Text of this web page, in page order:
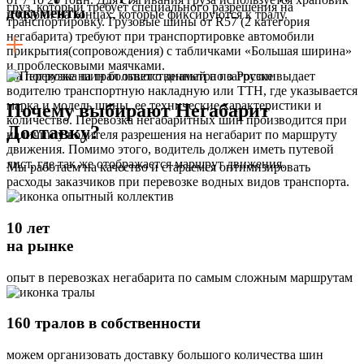
и крюки на концах, которые фиксируются к тралу.
груз, который требует специального разрешения на
транспортировку. Грузовые шины от R57 (2 категория
негабарита) требуют при транспортировке автомобили
прикрытия(сопровождения) с табличками «Большая ширина»
и проблесковыми маячками.
документы
На погрузке на трал ответственный по загрузке выдает
водителю транспортную накладную или ТТН, где указывается
марка и модель шины, ее технические характеристики и
количество. Перевозка негабаритных шин производится при
наличии у водителя разрешения на негабарит по маршруту
движения. Помимо этого, водитель должен иметь путевой
лист, где так же отображается маршрут движения.
Почему выбирают Негабарит
Доставку?
Мы работаем на качество и стараемся оптимизировать
расходы заказчиков при перевозке водных видов транспорта.
10 лет
на рынке
опыт в перевозках негабарита по самым сложным маршрутам
160 тралов в собственности
можем организовать доставку большого количества шин